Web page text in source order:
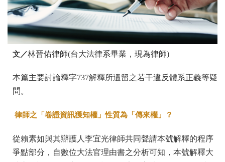
文／林晉佑律師(台大法律系畢業，現為律師)
本篇主要討論釋字737解釋所遺留之若干違反體系正義等疑
問。
律師之「卷證資訊獲知權」性質為「傳來權」？
從賴素如與其辯護人李宜光律師共同聲請本號解釋的程序
爭點部分，自數位大法官理由書之分析可知，本號解釋大